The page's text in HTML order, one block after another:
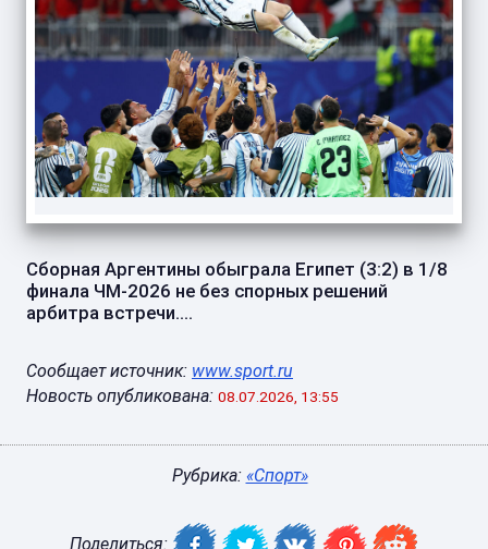
Сборная Аргентины обыграла Египет (3:2) в 1/8
финала ЧМ-2026 не без спорных решений
арбитра встречи....
Сообщает источник: www.sport.ru
Новость опубликована: 08.07.2026, 13:55
Рубрика: «Спорт»
Поделиться: